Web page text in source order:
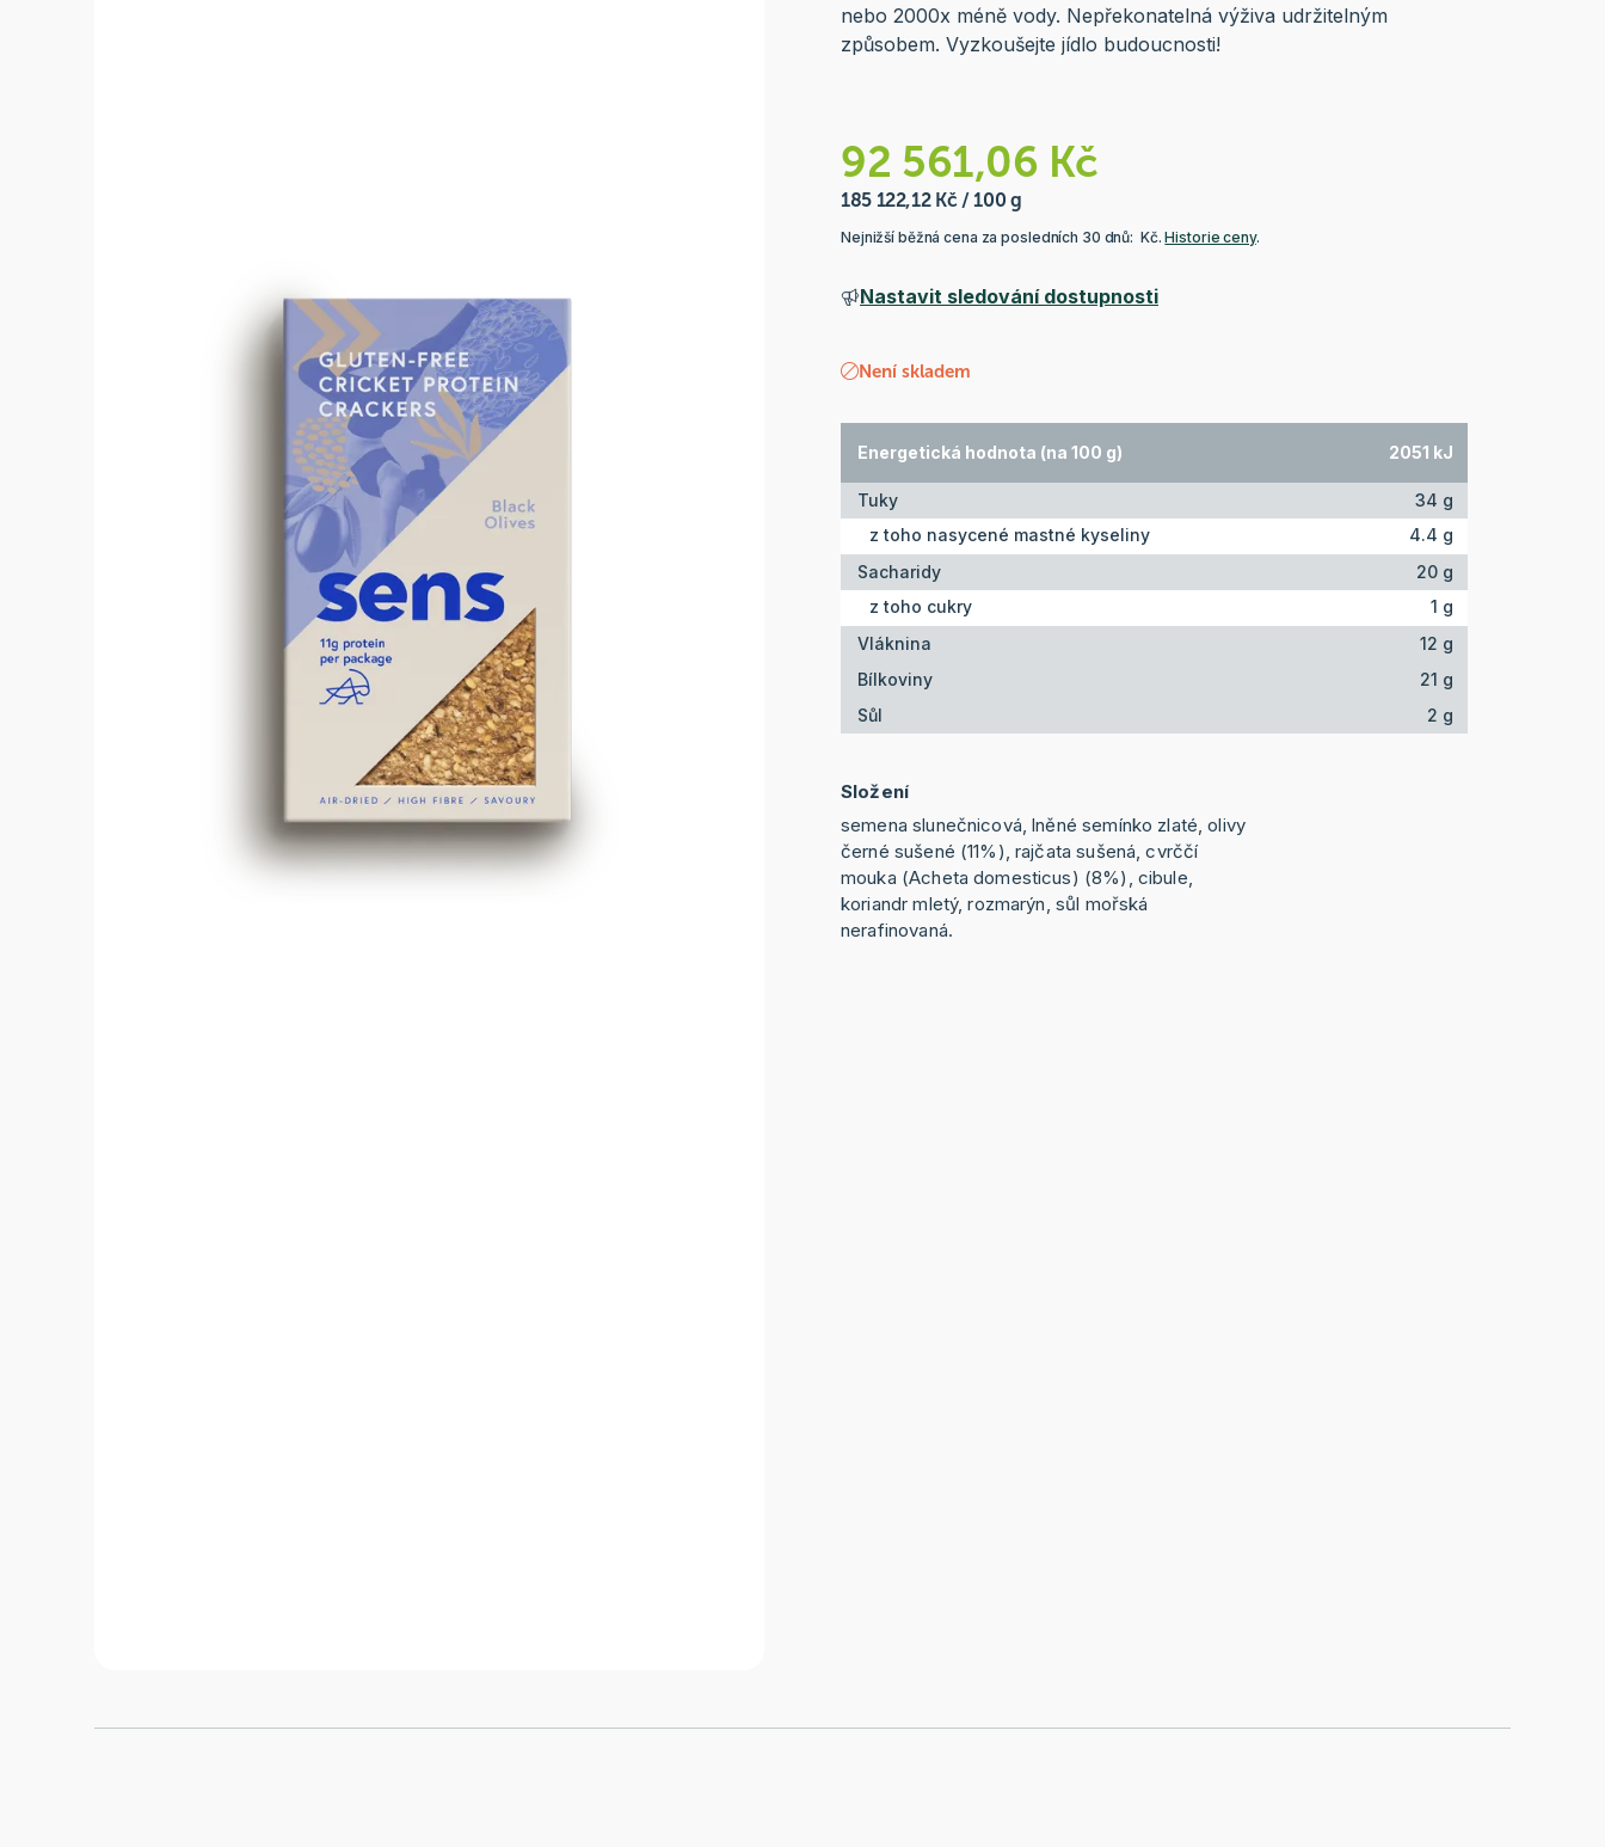
nebo 2000x méně vody. Nepřekonatelná výživa udržitelným
způsobem. Vyzkoušejte jídlo budoucnosti!
92 561,06 Kč
185 122,12 Kč / 100 g
Nejnižší běžná cena za posledních 30 dnů: Kč.Historie ceny.
Nastavit sledování dostupnosti
Není skladem
Energetická hodnota (na 100 g) 2051 kJ
Tuky
34 g
z toho nasycené mastné kyseliny
4.4 g
Sacharidy
20 g
z toho cukry
1 g
Vláknina
12 g
Bílkoviny
21 g
Sůl
2 g
Složení
semena slunečnicová, lněné semínko zlaté, olivy
černé sušené (11%), rajčata sušená, cvrččí
mouka (Acheta domesticus) (8%), cibule,
koriandr mletý, rozmarýn, sůl mořská
nerafinovaná.